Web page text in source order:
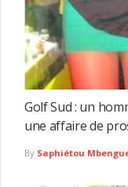
Golf Sud : un
une affaire de
By Saphiétou